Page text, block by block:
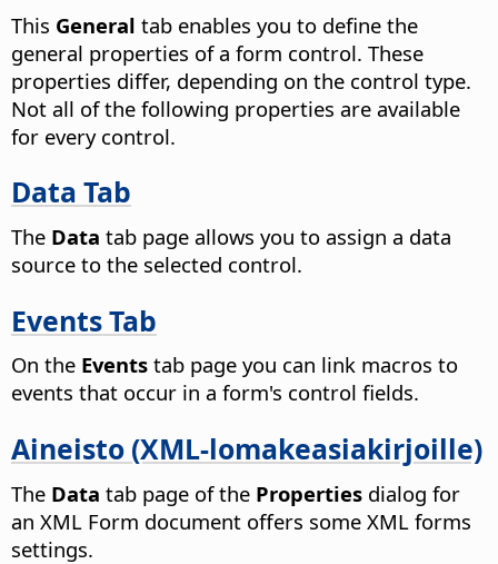
This General tab enables you to define the
general properties of a form control. These
properties differ, depending on the control type.
Not all of the following properties are available
for every control.
Data Tab
The Data tab page allows you to assign a data
source to the selected control.
Events Tab
On the Events tab page you can link macros to
events that occur in a form's control fields.
Aineisto (XML-lomakeasiakirjoille)
The Data tab page of the Properties dialog for
an XML Form document offers some XML forms
settings.